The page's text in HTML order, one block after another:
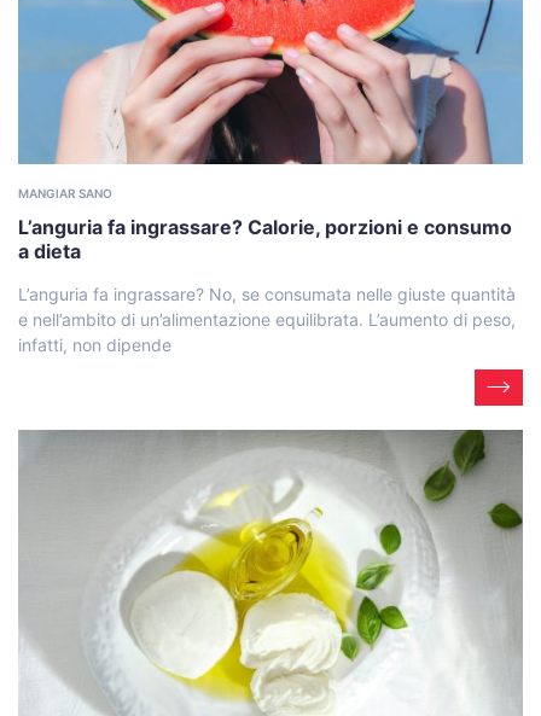
MANGIAR SANO
L’anguria fa ingrassare? Calorie, porzioni e consumo
a dieta
L’anguria fa ingrassare? No, se consumata nelle giuste quantità
e nell’ambito di un’alimentazione equilibrata. L’aumento di peso,
infatti, non dipende